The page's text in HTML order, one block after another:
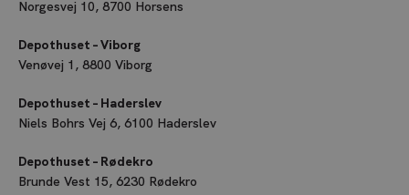
Hvornår skal du opbevare dine
Vi anbefaler, at du opbevarer dine havemøbler og beskytter
oktober og til omtrent midt i maj. Dine havemøbler har
bedst af at stå i et depotrum, så længe der stadig er risiko
Norgesvej 10, 8700 Horsens
Depothuset – Viborg
Venøvej 1, 8800 Viborg
Depothuset – Haderslev
Niels Bohrs Vej 6, 6100 Haderslev
Depothuset – Rødekro
Brunde Vest 15, 6230 Rødekro